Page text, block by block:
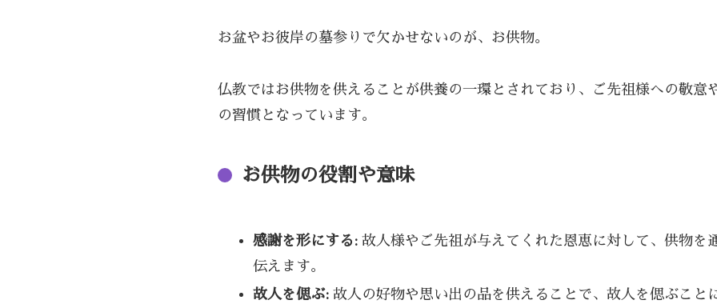
お盆やお彼岸の墓参りで欠かせないのが、お供物。
仏教ではお供物を供えることが供養の一環とされており、ご先祖様への敬意
の習慣となっています。
お供物の役割や意味
感謝を形にする:故人様やご先祖が与えてくれた恩恵に対して、供物を
伝えます。
故人を偲ぶ:故人の好物や思い出の品を供えることで、故人を偲ぶこと